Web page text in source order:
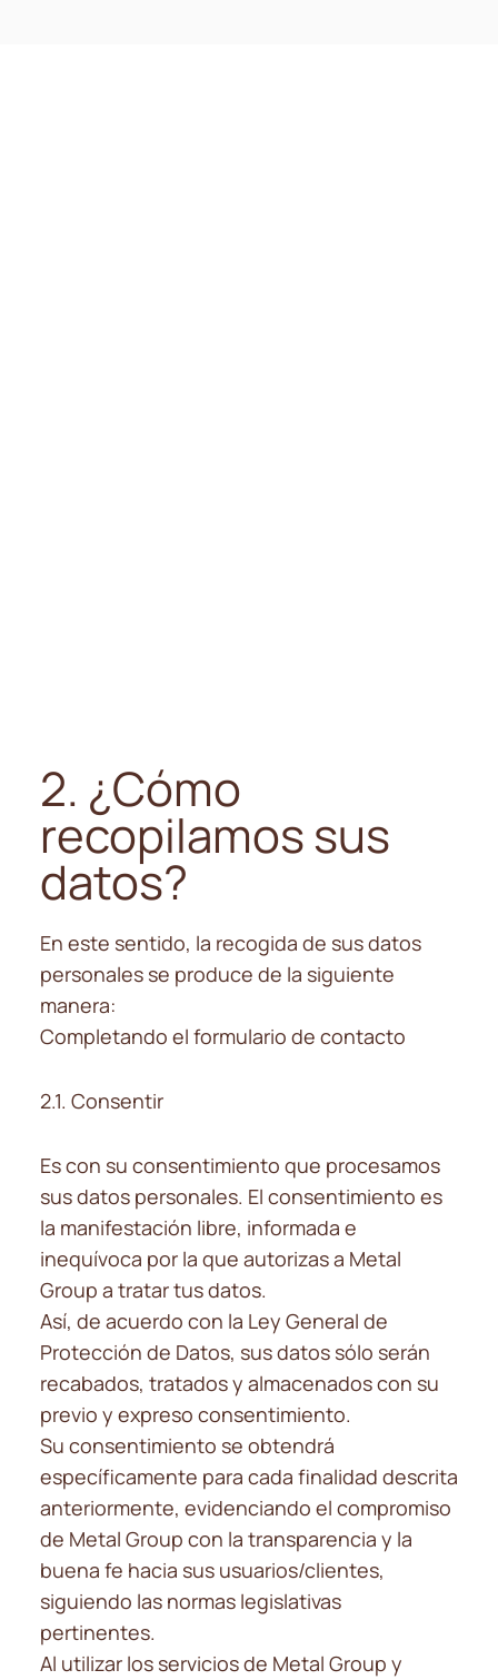
2. ¿Cómo
recopilamos sus
datos?​
En este sentido, la recogida de sus datos
personales se produce de la siguiente
manera:
Completando el formulario de contacto
2.1. Consentir
Es con su consentimiento que procesamos
sus datos personales. El consentimiento es
la manifestación libre, informada e
inequívoca por la que autorizas a Metal
Group a tratar tus datos.
Así, de acuerdo con la Ley General de
Protección de Datos, sus datos sólo serán
recabados, tratados y almacenados con su
previo y expreso consentimiento.
Su consentimiento se obtendrá
específicamente para cada finalidad descrita
anteriormente, evidenciando el compromiso
de Metal Group con la transparencia y la
buena fe hacia sus usuarios/clientes,
siguiendo las normas legislativas
pertinentes.
Al utilizar los servicios de Metal Group y